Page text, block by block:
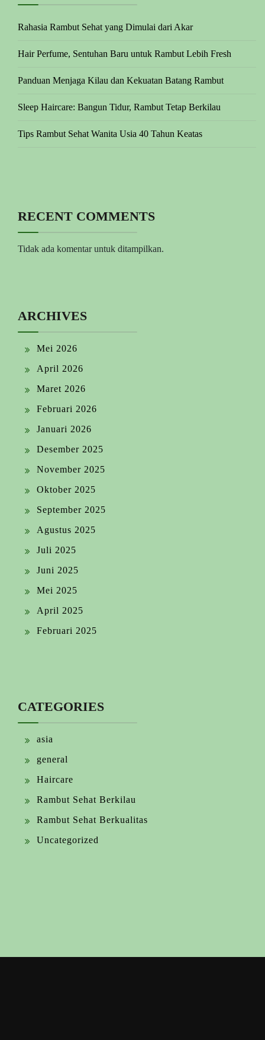
Rahasia Rambut Sehat yang Dimulai dari Akar
Hair Perfume, Sentuhan Baru untuk Rambut Lebih Fresh
Panduan Menjaga Kilau dan Kekuatan Batang Rambut
Sleep Haircare: Bangun Tidur, Rambut Tetap Berkilau
Tips Rambut Sehat Wanita Usia 40 Tahun Keatas
RECENT COMMENTS
Tidak ada komentar untuk ditampilkan.
ARCHIVES
Mei 2026
April 2026
Maret 2026
Februari 2026
Januari 2026
Desember 2025
November 2025
Oktober 2025
September 2025
Agustus 2025
Juli 2025
Juni 2025
Mei 2025
April 2025
Februari 2025
CATEGORIES
asia
general
Haircare
Rambut Sehat Berkilau
Rambut Sehat Berkualitas
Uncategorized